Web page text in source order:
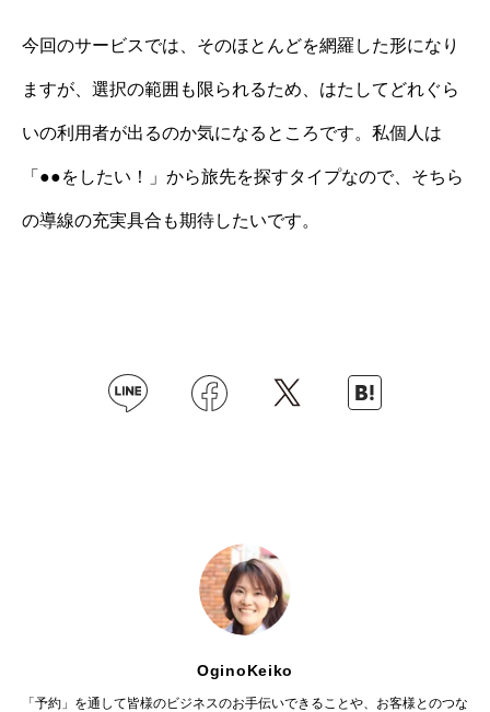
今回のサービスでは、そのほとんどを網羅した形になり
ますが、選択の範囲も限られるため、はたしてどれぐら
いの利用者が出るのか気になるところです。私個人は
「●●をしたい！」から旅先を探すタイプなので、そちら
の導線の充実具合も期待したいです。
OginoKeiko
「予約」を通して皆様のビジネスのお手伝いできることや、お客様とのつな